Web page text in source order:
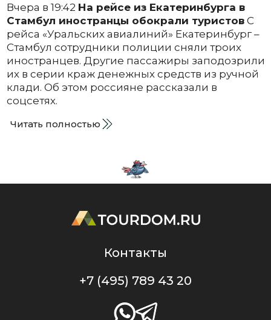
Вчера в 19:42 На рейсе из Екатеринбурга в
Стамбул иностранцы обокрали туристовС
рейса «Уральских авиалиний» Екатеринбург –
Стамбул сотрудники полиции сняли троих
иностранцев. Другие пассажиры заподозрили
их в серии краж денежных средств из ручной
клади. Об этом россияне рассказали в
соцсетях.
Читать полностью
Контакты
+7 (495) 789 43 20